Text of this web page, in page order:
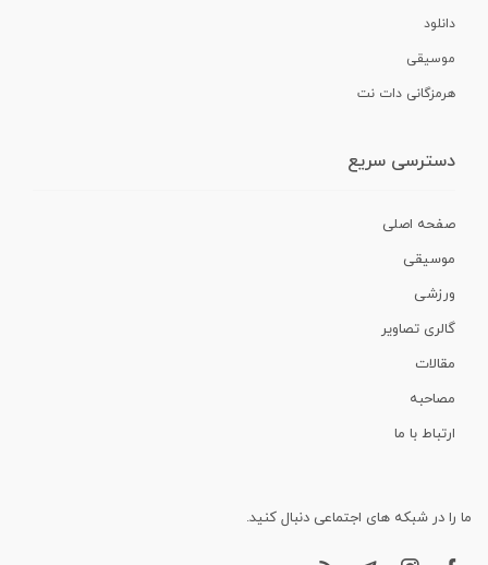
دانلود
موسیقی
هرمزگانی دات نت
دسترسی سریع
صفحه اصلی
موسیقی
ورزشی
گالری تصاویر
مقالات
مصاحبه
ارتباط با ما
ما را در شبکه های اجتماعی دنبال کنید.